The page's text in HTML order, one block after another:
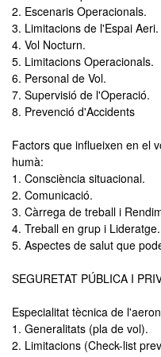
2. Escenaris Operacionals.
3. Limitacions de l'Espai Aeri.
4. Vol Nocturn.
5. Limitacions Operacionals.
6. Personal de Vol.
7. Supervisió de l'Operació.
8. Prevenció d'Accidents
Factors que influeixen en el
humà:
1. Consciència situacional.
2. Comunicació.
3. Càrrega de treball i
4. Treball en grup i Lideratge.
5. Aspectes de salut que
SEGURETAT PÚBLICA I
Especialitat tècnica de
1. Generalitats (pla de vol).
2. Limitacions (Check-list